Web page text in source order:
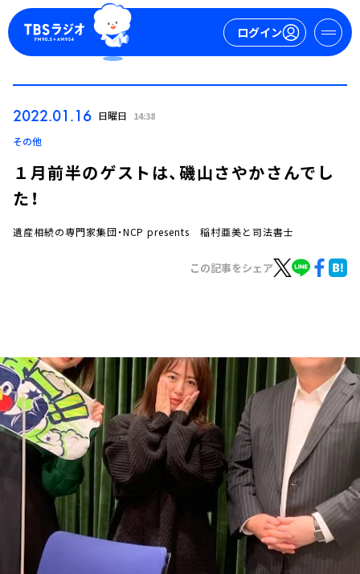
ログイン
お知らせ
イベント・グッズ
YouTube
会社情報
2022.01.16 日曜日 14:38
その他
１月前半のゲストは、磯山さやかさんでし
た！
遺産相続の専門家集団・NCP presents 稲村亜美と司法書士
この記事をシェア